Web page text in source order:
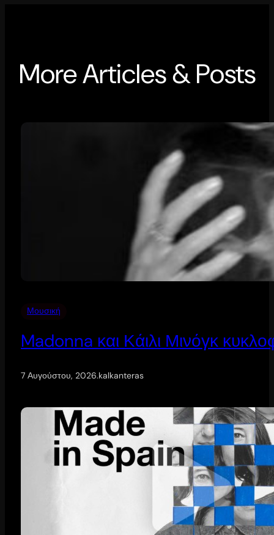
More Articles & Posts
Μουσική
Madonna και Κάιλι Μινόγκ
7 Αυγούστου, 2026.kalkanteras